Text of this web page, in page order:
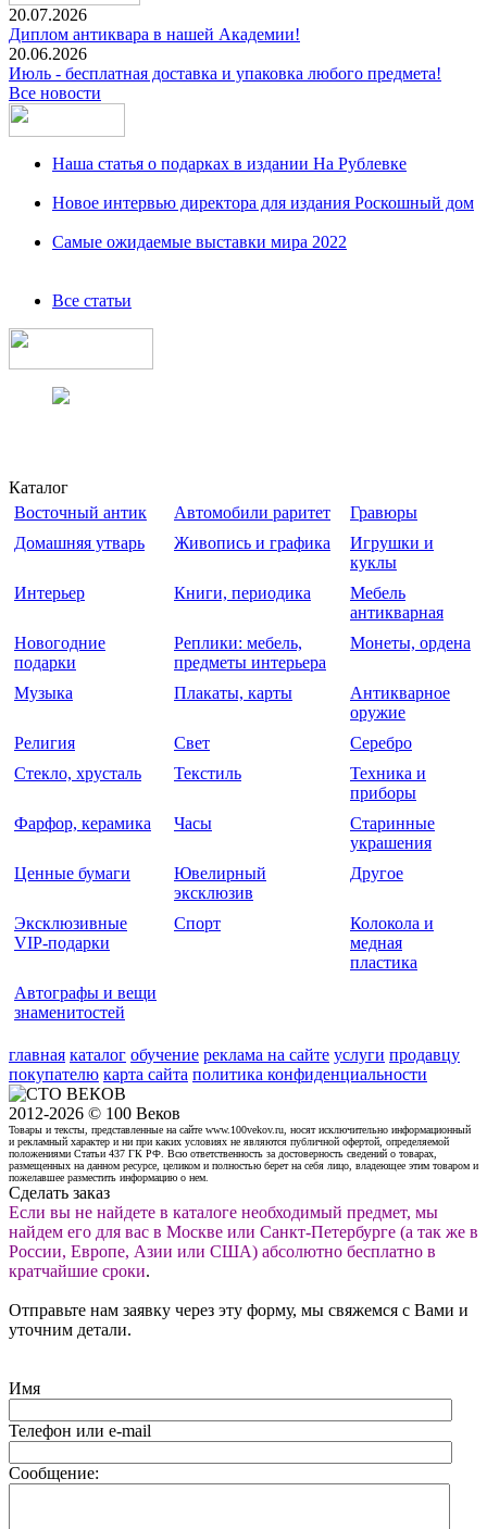
20.07.2026
Диплом антиквара в нашей Академии!
20.06.2026
Июль - бесплатная доставка и упаковка любого предмета!
Все новости
Наша статья о подарках в издании На Рублевке
Новое интервью директора для издания Роскошный дом
Самые ожидаемые выставки мира 2022
Все статьи
Каталог
Восточный антик
Автомобили раритет
Гравюры
Домашняя утварь
Живопись и графика
Игрушки и
куклы
Интерьер
Книги, периодика
Мебель
антикварная
Новогодние
подарки
Реплики: мебель,
предметы интерьера
Монеты, ордена
Музыка Плакаты, карты
Антикварное
оружие
Религия
Свет
Серебро
Стекло, хрусталь
Текстиль
Техника и
приборы
Фарфор, керамика
Часы
Старинные
украшения
Ценные бумаги
Ювелирный
эксклюзив
Другое
Эксклюзивные
VIP-подарки
Спорт
Колокола и
медная
пластика
Автографы и вещи
знаменитостей
главная каталог обучение реклама на сайте услуги продавцу
покупателю карта сайта политика конфиденциальности
2012-2026 © 100 Веков
Товары и тексты, представленные на сайте www.100vekov.ru, носят исключительно информационный
и рекламный характер и ни при каких условиях не являются публичной офертой, определяемой
положениями Статьи 437 ГК РФ. Всю ответственность за достоверность сведений о товарах,
размещенных на данном ресурсе, целиком и полностью берет на себя лицо, владеющее этим товаром и
пожелавшее разместить информацию о нем.
Сделать заказ
Если вы не найдете в каталоге необходимый предмет, мы
найдем его для вас в Москве или Санкт-Петербурге (а так же в
России, Европе, Азии или США) абсолютно бесплатно в
кратчайшие сроки.
Отправьте нам заявку через эту форму, мы свяжемся с Вами и
уточним детали.
Имя
Телефон или e-mail
Сообщение: